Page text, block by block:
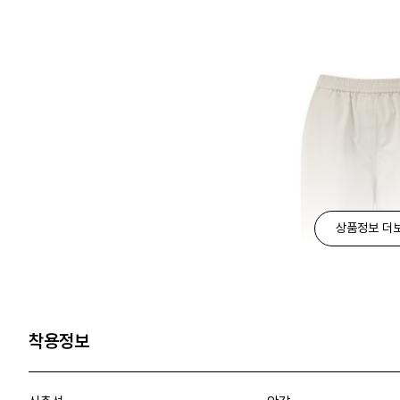
상품정보 더
착용정보